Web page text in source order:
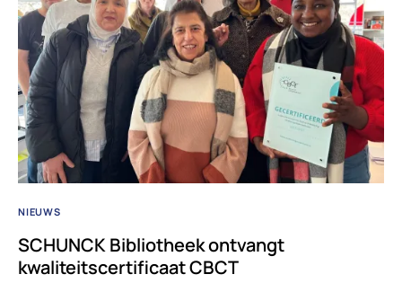
NIEUWS
SCHUNCK Bibliotheek ontvangt
kwaliteitscertificaat CBCT